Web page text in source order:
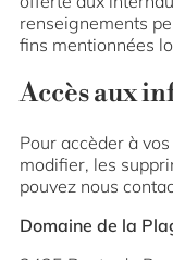
renseignements
fins mentionnées
Accès aux
Pour accèder à
modifier, les
pouvez nous
Domaine de la